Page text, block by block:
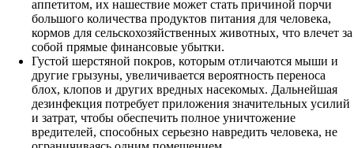
аппетитом, их нашествие может стать причиной порчи
большого количества продуктов питания для человека,
кормов для сельскохозяйственных животных, что влечет за
собой прямые финансовые убытки.
Густой шерстяной покров, которым отличаются мыши и
другие грызуны, увеличивается вероятность переноса
блох, клопов и других вредных насекомых. Дальнейшая
дезинфекция потребует приложения значительных усилий
и затрат, чтобы обеспечить полное уничтожение
вредителей, способных серьезно навредить человека, не